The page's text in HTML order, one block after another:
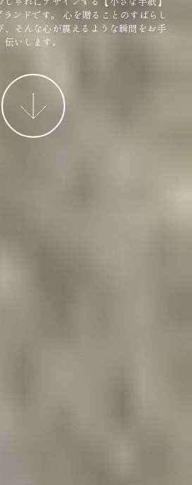
ンドです。
心を贈ることのすばらし
、そんな心が震えるような瞬間をお手
伝いします。